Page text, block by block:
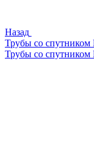
Назад
Трубы со
Трубы со